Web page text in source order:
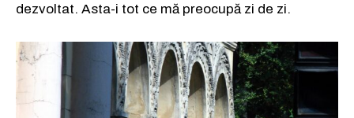
dezvoltat. Asta-i tot ce mă preocupă zi de zi.